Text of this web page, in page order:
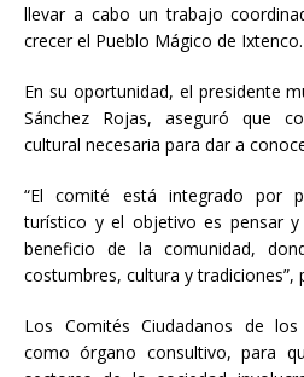
llevar a cabo un trabajo
crecer el Pueblo Mágico de Ixtenco.
En su oportunidad, el presidente
Sánchez Rojas, aseguró que
cultural necesaria para dar a
“El comité está integrado por
turístico y el objetivo es pensar
beneficio de la comunidad,
costumbres, cultura y tradiciones”,
Los Comités Ciudadanos de
como órgano consultivo, para